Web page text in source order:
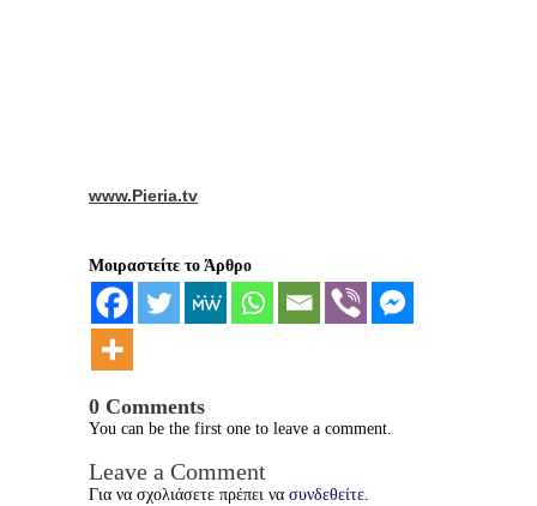
www.Pieria.tv
Μοιραστείτε το Άρθρο
0 Comments
You can be the first one to leave a comment.
Leave a Comment
Για να σχολιάσετε πρέπει να συνδεθείτε.